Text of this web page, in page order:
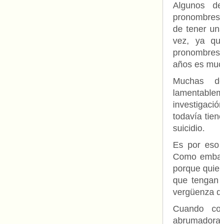
Algunos
de tener
vez, ya
años es
Muchas
todavía
suicidio.
Es por
Como
porque
que
vergüenza
Cuando